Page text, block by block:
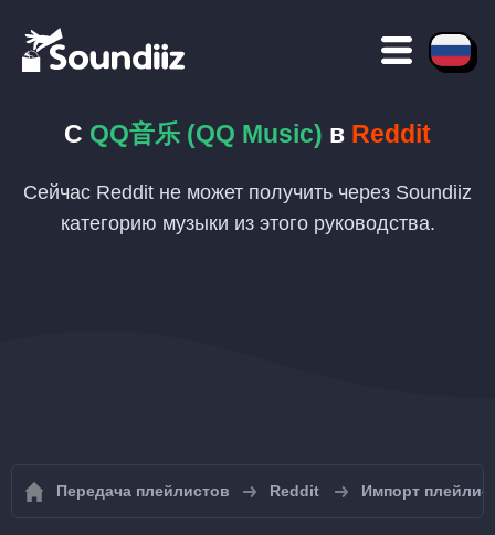
С QQ音乐 (QQ Music) в Reddit
Сейчас Reddit не может получить через Soundiiz
категорию музыки из этого руководства.
Передача плейлистов Reddit Импорт